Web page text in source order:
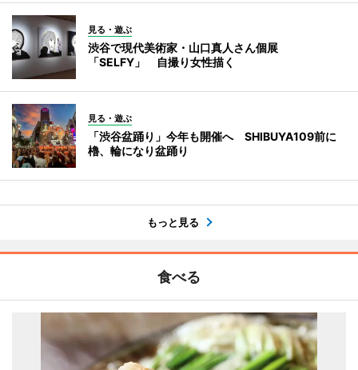
見る・遊ぶ
渋谷で現代美術家・山口真人さん個展
「SELFY」 自撮り女性描く
見る・遊ぶ
「渋谷盆踊り」今年も開催へ SHIBUYA109前に
櫓、輪になり盆踊り
もっと見る
食べる